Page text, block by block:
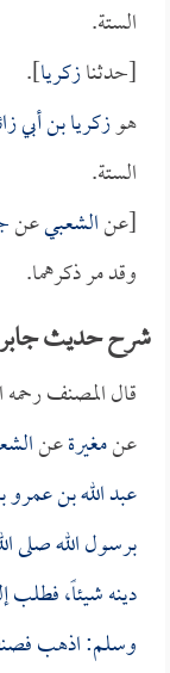
الستة.
[حدثنازكريا].
هوزكريا بن أبي
الستة.
[عنالشعبيعن
وقد مر ذكرهما.
شرح حديث جابر
قال المصنف رحمه
عنمغيرةعن
عبد الله بن
برسول الله صلى
دينه شيئاً، فطلب
وسلم: اذهب